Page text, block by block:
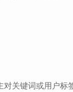
对关键词或用户标